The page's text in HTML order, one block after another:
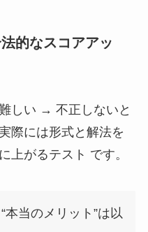
的なスコアアッ
しい → 不正しないと
際には形式と解法を
上がるテスト です。
本当のメリット”は以